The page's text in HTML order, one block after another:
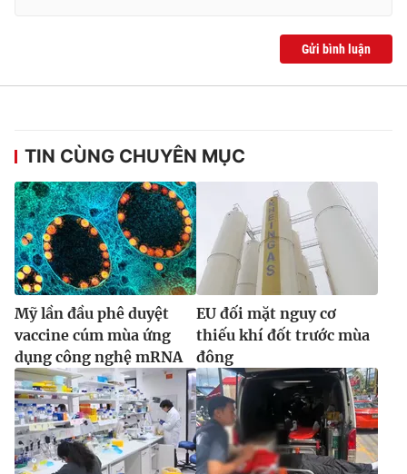
Gửi bình luận
TIN CÙNG CHUYÊN MỤC
Mỹ lần đầu phê duyệt
vaccine cúm mùa ứng
dụng công nghệ mRNA
EU đối mặt nguy cơ
thiếu khí đốt trước mùa
đông